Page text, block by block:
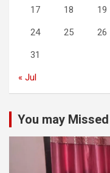
17 18 19
24 25 26
31
« Jul
You may Missed